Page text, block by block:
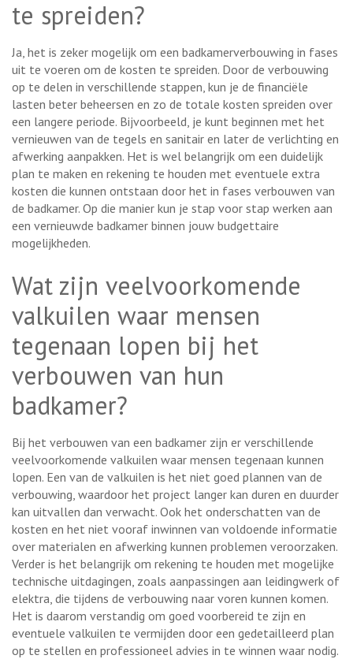
te spreiden?
Ja, het is zeker mogelijk om een badkamerverbouwing in fases
uit te voeren om de kosten te spreiden. Door de verbouwing
op te delen in verschillende stappen, kun je de financiële
lasten beter beheersen en zo de totale kosten spreiden over
een langere periode. Bijvoorbeeld, je kunt beginnen met het
vernieuwen van de tegels en sanitair en later de verlichting en
afwerking aanpakken. Het is wel belangrijk om een duidelijk
plan te maken en rekening te houden met eventuele extra
kosten die kunnen ontstaan door het in fases verbouwen van
de badkamer. Op die manier kun je stap voor stap werken aan
een vernieuwde badkamer binnen jouw budgettaire
mogelijkheden.
Wat zijn veelvoorkomende
valkuilen waar mensen
tegenaan lopen bij het
verbouwen van hun
badkamer?
Bij het verbouwen van een badkamer zijn er verschillende
veelvoorkomende valkuilen waar mensen tegenaan kunnen
lopen. Een van de valkuilen is het niet goed plannen van de
verbouwing, waardoor het project langer kan duren en duurder
kan uitvallen dan verwacht. Ook het onderschatten van de
kosten en het niet vooraf inwinnen van voldoende informatie
over materialen en afwerking kunnen problemen veroorzaken.
Verder is het belangrijk om rekening te houden met mogelijke
technische uitdagingen, zoals aanpassingen aan leidingwerk of
elektra, die tijdens de verbouwing naar voren kunnen komen.
Het is daarom verstandig om goed voorbereid te zijn en
eventuele valkuilen te vermijden door een gedetailleerd plan
op te stellen en professioneel advies in te winnen waar nodig.